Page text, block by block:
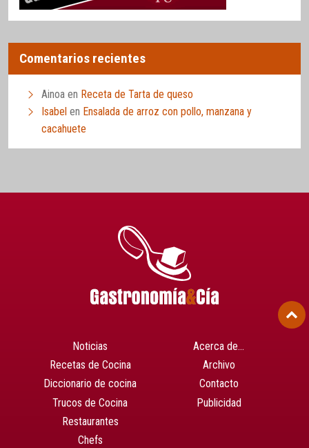
Comentarios recientes
Ainoa en Receta de Tarta de queso
Isabel en Ensalada de arroz con pollo, manzana y
cacahuete
Noticias
Recetas de Cocina
Diccionario de cocina
Trucos de Cocina
Restaurantes
Chefs
Acerca de…
Archivo
Contacto
Publicidad